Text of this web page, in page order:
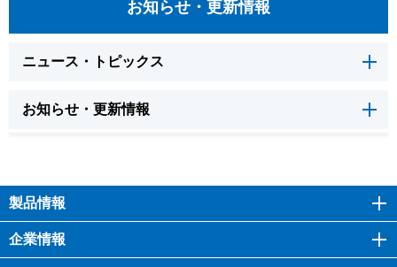
お知らせ・更新情報
ニュース・トピックス
お知らせ・更新情報
製品情報
企業情報